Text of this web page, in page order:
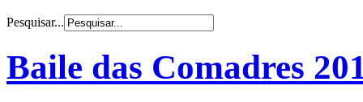
Pesquisar...
Baile das Comadres